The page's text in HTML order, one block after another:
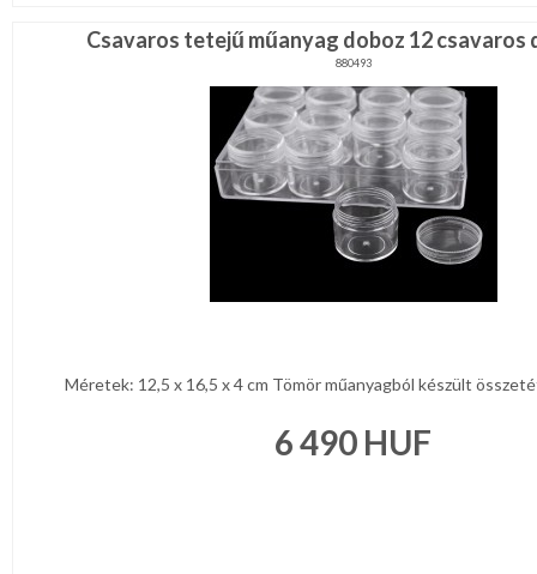
Csavaros tetejű műanyag doboz 12 csavaros
880493
Méretek: 12,5 x 16,5 x 4 cm Tömör műanyagból készült
6 490 HUF